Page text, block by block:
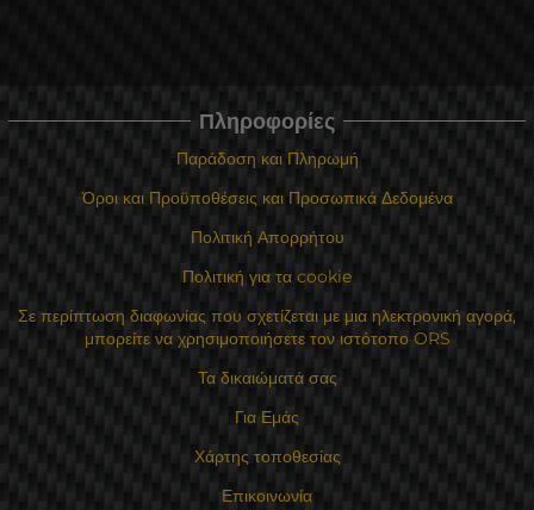
Πληροφορίες
Παράδοση και Πληρωμή
Όροι και Προϋποθέσεις και Προσωπικά Δεδομένα
Πολιτική Απορρήτου
Πολιτική για τα cookie
Σε περίπτωση διαφωνίας που σχετίζεται με μια ηλεκτρονική αγορά,
μπορείτε να χρησιμοποιήσετε τον ιστότοπο ORS
Τα δικαιώματά σας
Για Εμάς
Χάρτης τοποθεσίας
Επικοινωνία